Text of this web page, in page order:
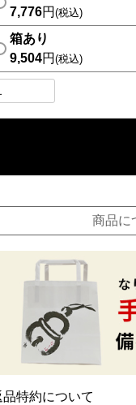
7,776
税込
箱あり
9,504
税込
商品に
品特約について